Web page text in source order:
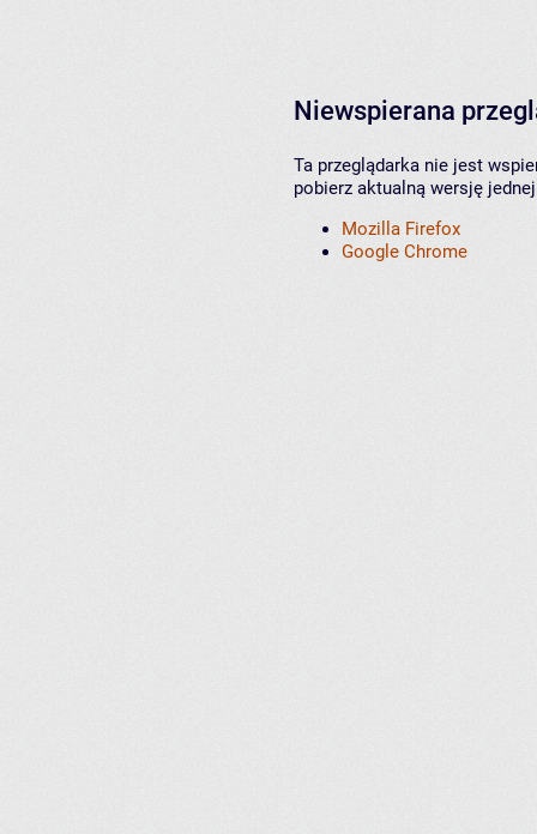
Niewspierana
Ta przeglądarka nie jest
pobierz aktualną wersję
Mozilla Firefox
Google Chrome